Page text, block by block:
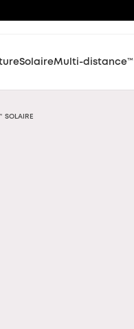
SolaireMulti-distance™
SOLAIRE